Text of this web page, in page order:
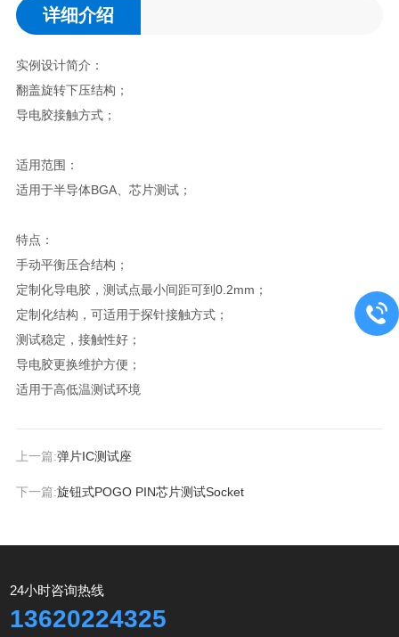
详细介绍
实例设计简介：
翻盖旋转下压结构；
导电胶接触方式；
适用范围：
适用于半导体BGA、芯片测试；
特点：
手动平衡压合结构；
定制化导电胶，测试点最小间距可到0.2mm；
定制化结构，可适用于探针接触方式；
测试稳定，接触性好；
导电胶更换维护方便；
适用于高低温测试环境
上一篇:弹片IC测试座
下一篇:旋钮式POGO PIN芯片测试Socket
24小时咨询热线
13620224325